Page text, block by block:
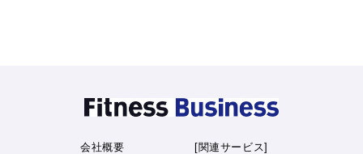
会社概要
[関連サービス]